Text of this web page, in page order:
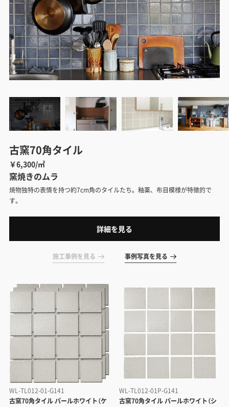
古窯70角タイル
￥6,300/㎡
窯焼きのムラ
焼物独特の表情を持つ約7cm角のタイルたち。釉薬、布目模様が特徴的で
す。
詳細を見る
施工事例を見る 事例写真を見る
WL-TL012-01-G141
古窯70角タイル パールホワイト（ケ
WL-TL012-01P-G141
古窯70角タイル パールホワイト（シ